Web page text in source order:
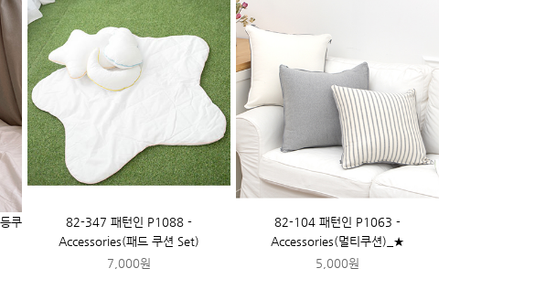
쿠
82-347 패턴인 P1088 -
Accessories(패드 쿠션 Set)
7,000원
82-104 패턴인 P1063 -
Accessories(멀티쿠션)_★
5,000원